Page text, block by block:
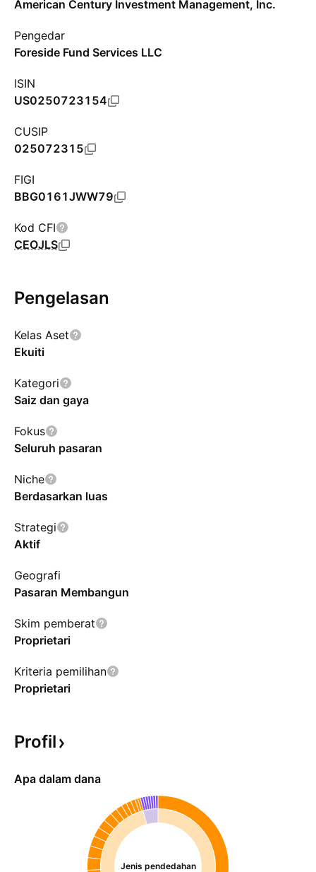
American Century Investment Management, Inc.
Pengedar
Foreside Fund Services LLC
ISIN
US0250723154
CUSIP
025072315
FIGI
BBG0161JWW79
Kod CFI
CEOJLS
Pengelasan
Kelas Aset
Ekuiti
Kategori
Saiz dan gaya
Fokus
Seluruh pasaran
Niche
Berdasarkan luas
Strategi
Aktif
Geografi
Pasaran Membangun
Skim pemberat
Proprietari
Kriteria pemilihan
Proprietari
Profil
Apa dalam dana
Jenis pendedahan